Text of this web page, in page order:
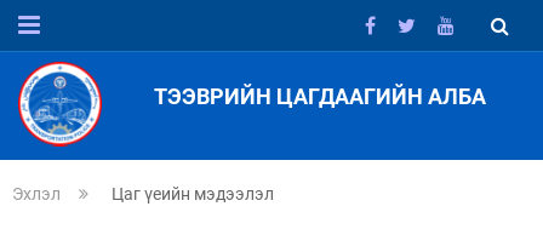
ТЭЭВРИЙН ЦАГДААГИЙН АЛБА
Эхлэл Цаг үеийн мэдээлэл